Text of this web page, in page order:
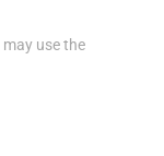
use the